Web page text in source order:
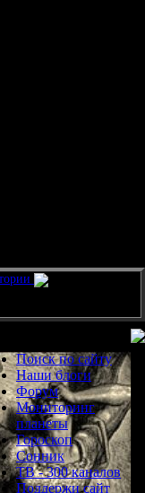
Поиск по сайту
Наши блоги
Форум
Мониторинг
планеты
Гороскоп
Сонник
ТВ - 300 каналов
Поддержи сайт